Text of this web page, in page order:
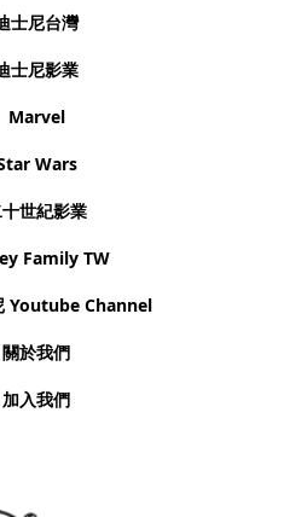
士尼台灣
士尼影業
Marvel
Wars
世紀影業
Family TW
Youtube Channel
關於我們
加入我們